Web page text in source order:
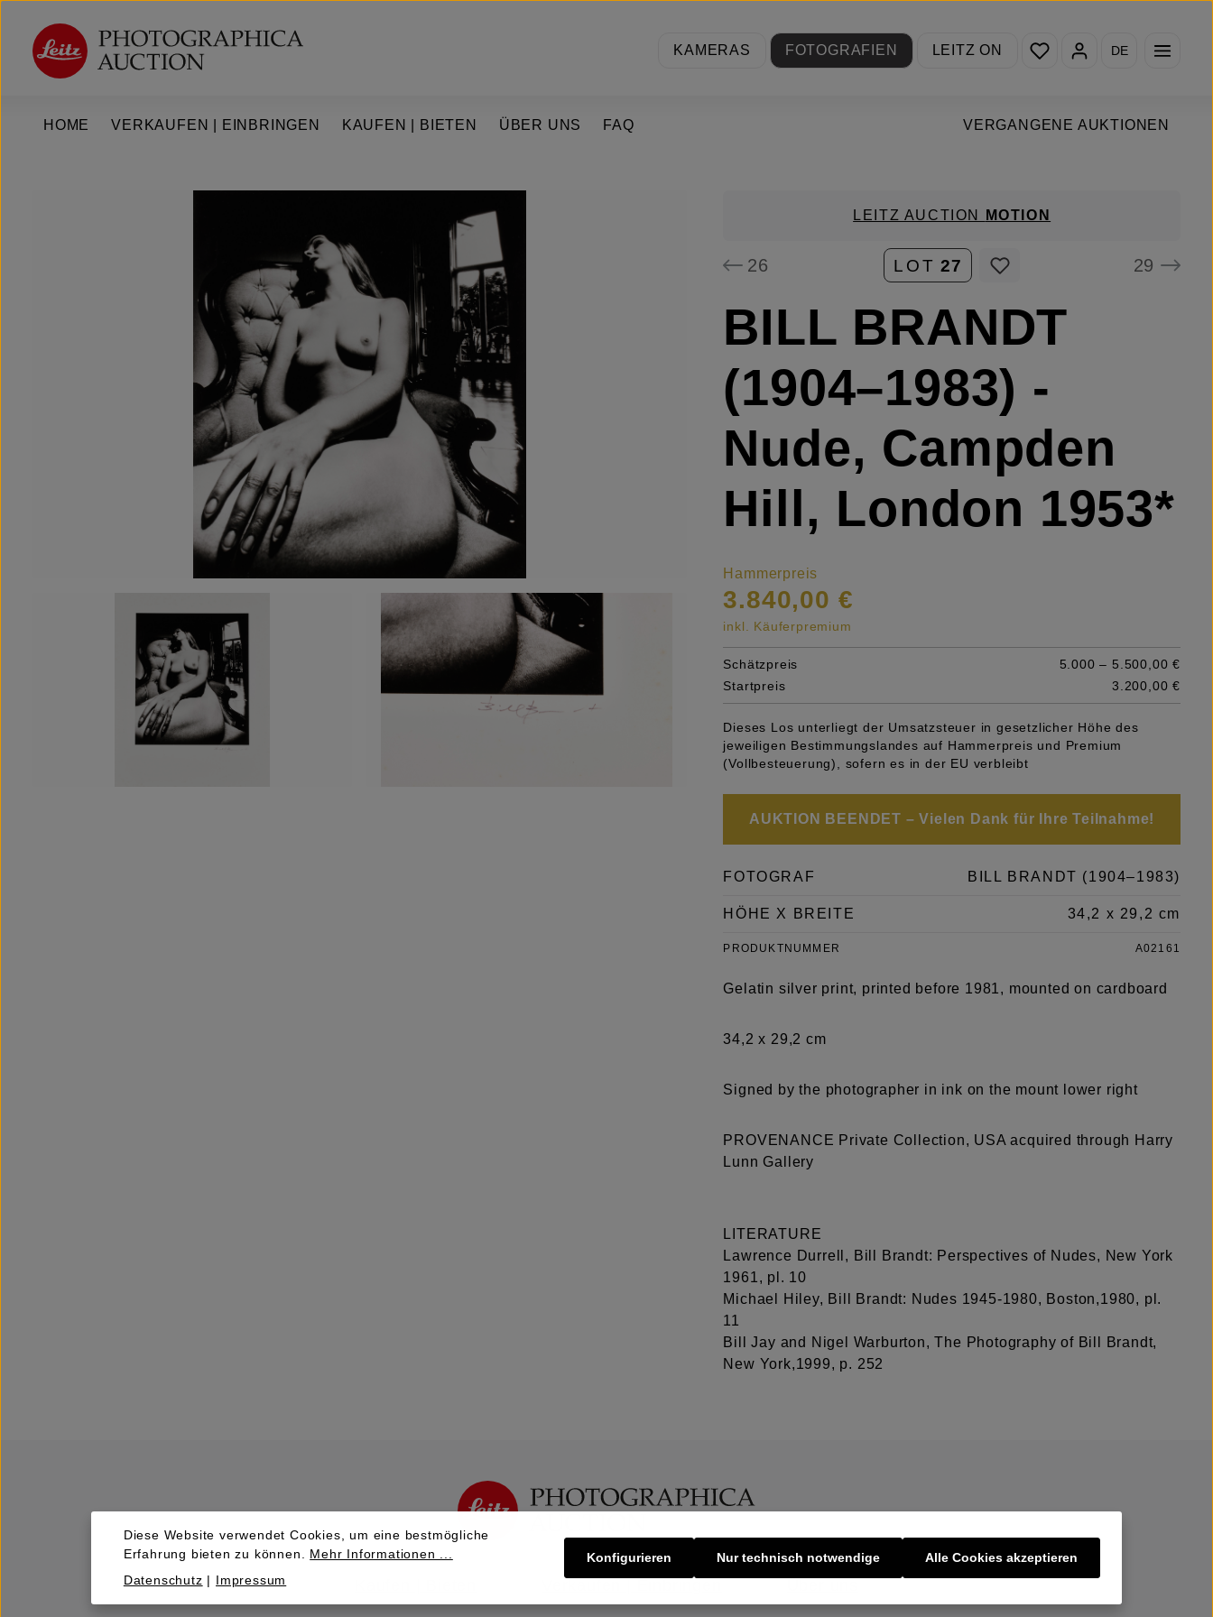
Hauptinhalt springen
Zur Hauptnavigation springen
KAMERAS
FOTOGRAFIEN LEITZ ON
Du hast 0 Produkte auf
DE
HOME VERGANGENE AUKTIONEN
VERKAUFEN | EINBRINGEN KAUFEN | BIETEN ÜBER UNS FAQ
LEITZ AUCTION
MOTION
26 LOT 27 29
BILL BRANDT
(1904–1983) -
Nude, Campden
Hill, London 1953*
Hammerpreis
3.840,00 €
inkl. Käuferpremium
Schätzpreis
5.000 – 5.500,00 €
Startpreis
3.200,00 €
Dieses Los unterliegt der Umsatzsteuer in gesetzlicher Höhe des
jeweiligen Bestimmungslandes auf Hammerpreis und Premium
(Vollbesteuerung), sofern es in der EU verbleibt
AUKTION BEENDET – Vielen Dank für Ihre Teilnahme!
FOTOGRAF BILL BRANDT (1904–1983)
HÖHE X BREITE 34,2 x 29,2 cm
PRODUKTNUMMER A02161
Gelatin silver print, printed before 1981, mounted on cardboard
34,2 x 29,2 cm
Signed by the photographer in ink on the mount lower right
PROVENANCE Private Collection, USA acquired through Harry
Lunn Gallery
LITERATURE
Lawrence Durrell, Bill Brandt: Perspectives of Nudes, New York
1961, pl. 10
Michael Hiley, Bill Brandt: Nudes 1945-1980, Boston,1980, pl.
11
Bill Jay and Nigel Warburton, The Photography of Bill Brandt,
New York,1999, p. 252
Diese Website verwendet Cookies, um eine bestmögliche
Erfahrung bieten zu können. Mehr Informationen ...
Datenschutz | Impressum
Nur technisch notwendige
Konfigurieren Alle Cookies akzeptieren